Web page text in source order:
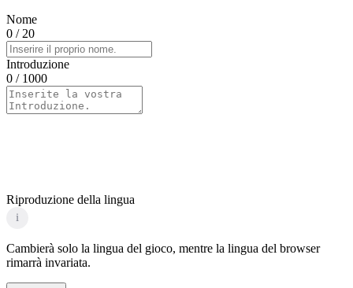
Nome
0 / 20
Introduzione
0 / 1000
Riproduzione della lingua
i
Cambierà solo la lingua del gioco, mentre la lingua del browser
rimarrà invariata.